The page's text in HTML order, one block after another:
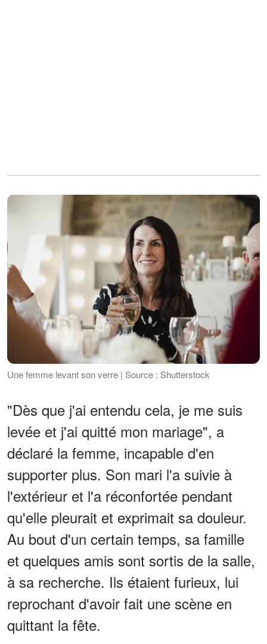
Une femme levant son verre | Source : Shutterstock
"Dès que j'ai entendu cela, je me suis
levée et j'ai quitté mon mariage", a
déclaré la femme, incapable d'en
supporter plus. Son mari l'a suivie à
l'extérieur et l'a réconfortée pendant
qu'elle pleurait et exprimait sa douleur.
Au bout d'un certain temps, sa famille
et quelques amis sont sortis de la salle,
à sa recherche. Ils étaient furieux, lui
reprochant d'avoir fait une scène en
quittant la fête.